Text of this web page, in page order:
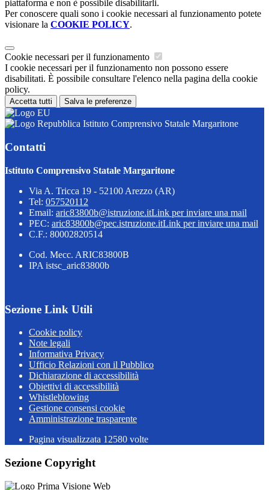
piattaforma e non è possibile disabilitarli.
Per conoscere quali sono i cookie necessari al funzionamento potete
visionare la COOKIE POLICY.
Cookie necessari per il funzionamento
I cookie necessari per il funzionamento non possono essere
disabilitati. È possibile consultare l'elenco nella pagina della cookie
policy.
Accetta tutti Salva le preferenze
Istituto Comprensivo Statale Margaritone
Contatti
Istituto Comprensivo Statale Margaritone
Via A. Tricca 19 - 52100 Arezzo (AR)
Tel: 057520112
Email: aric83800b@istruzione.itLink per inviare una mail
PEC: aric83800b@pec.istruzione.itLink per inviare una mail
C.F.: 80002820514
Cod. Mecc. ARIC83800B
IPA istsc_aric83800b
Sezione Link Utili
Cookie policy
Note legali
Informativa Privacy
Ufficio Relazioni con il Pubblico
Dichiarazione di accessibilità
Obiettivi di accessibilità
Whistleblowing
Gestione consensi cookie
Amministrazione trasparente
Pagina visualizzata 12580 volte
Sezione Copyright